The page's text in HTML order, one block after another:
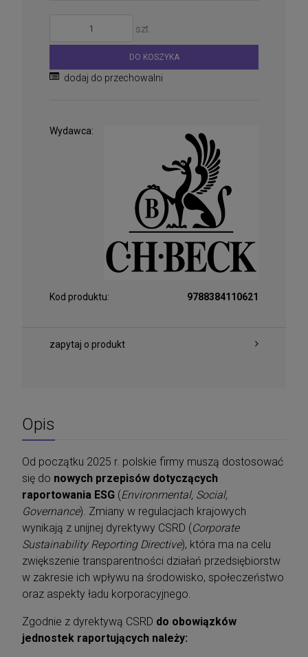
szt.
DO KOSZYKA
dodaj do przechowalni
Wydawca:
Kod produktu: 9788384110621
zapytaj o produkt
Opis
Od początku 2025 r. polskie firmy muszą dostosować
się do nowych przepisów dotyczących
raportowania ESG (Environmental, Social,
Governance). Zmiany w regulacjach krajowych
wynikają z unijnej dyrektywy CSRD (Corporate
Sustainability Reporting Directive), która ma na celu
zwiększenie transparentności działań przedsiębiorstw
w zakresie ich wpływu na środowisko, społeczeństwo
oraz aspekty ładu korporacyjnego.
Zgodnie z dyrektywą CSRD do obowiązków
jednostek raportujących należy: